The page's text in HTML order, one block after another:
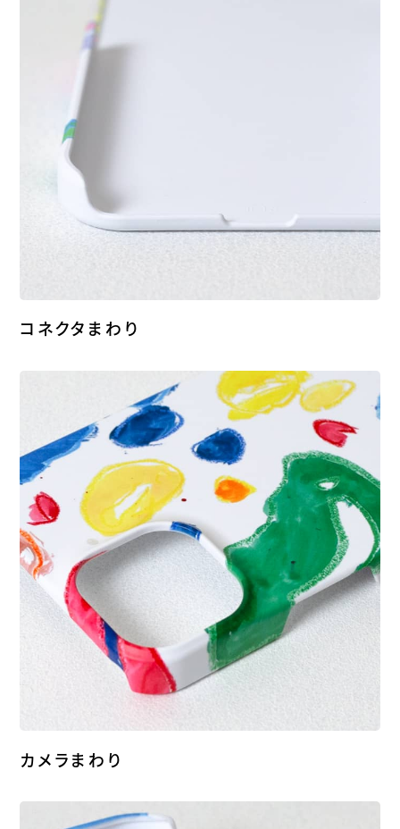
コネクタまわり
カメラまわり